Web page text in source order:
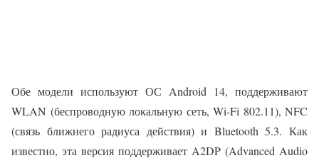
Обе модели используют ОС Android 14, поддерживают
WLAN (беспроводную локальную сеть, Wi-Fi 802.11), NFC
(связь ближнего радиуса действия) и Bluetooth 5.3. Как
известно, эта версия поддерживает A2DP (Advanced Audio